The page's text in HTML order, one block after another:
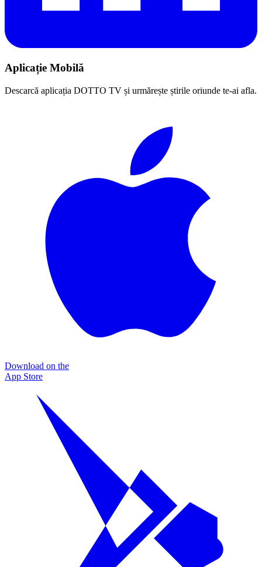
Aplicație Mobilă
Descarcă aplicația DOTTO TV și urmărește știrile oriunde te-ai afla.
Download on the
App Store